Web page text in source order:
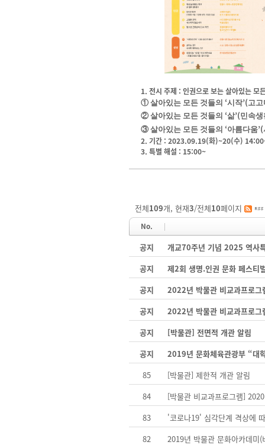
1. 전시 주제 : 인권으로 보는 살아있는 모
① 살아있는 모든 것들의 ‘시작’(고
② 살아있는 모든 것들의 ‘삶’(민속
③ 살아있는 모든 것들의 ‘아름다움’(
2. 기간 : 2023.09.19(화)~20(수)
3. 특별 해설 : 15:00~
전체109개, 현재3/전체10페이지
No.
공지
개교70주년 기념 2025 역사
공지
제2회 생명.인권 문화 페스티
공지
2022년 박물관 비교과프로
공지
2022년 박물관 비교과프로
공지
[박물관] 전면적 개관 알림
공지
2019년 문화체육관광부 “대
85
[박물관] 제한적 개관 알림
84
[박물관 비교과프로그램]
83
'코로나19' 심각단계 격상에
82
2019년 박물관 문화아카데미